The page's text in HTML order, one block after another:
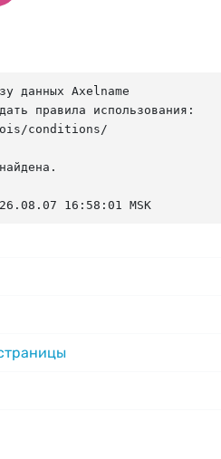
данных Axelname
правила использования:
conditions/
16:58:01 MSK